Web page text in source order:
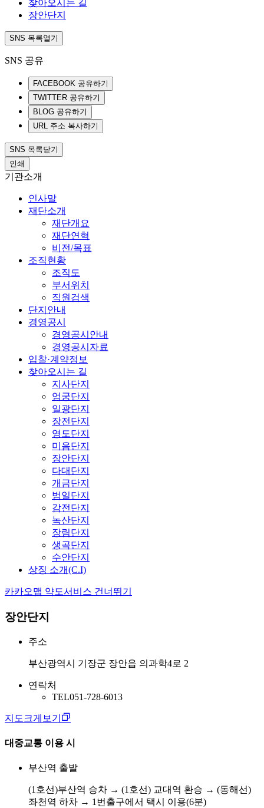
찾아오시는 길
장안단지
SNS 목록열기
SNS 공유
FACEBOOK 공유하기
TWITTER 공유하기
BLOG 공유하기
URL 주소 복사하기
SNS 목록닫기
인쇄
기관소개
인사말
재단소개
재단개요
재단연혁
비전/목표
조직현황
조직도
부서위치
직원검색
단지안내
경영공시
경영공시안내
경영공시자료
입찰·계약정보
찾아오시는 길
지사단지
엄궁단지
일광단지
장전단지
영도단지
미음단지
장안단지
다대단지
개금단지
범일단지
감전단지
녹산단지
장림단지
생곡단지
수안단지
상징 소개(C.I)
카카오맵 약도서비스 건너뛰기
장안단지
주소
부산광역시 기장군 장안읍 의과학4로 2
연락처
TEL051-728-6013
지도크게보기
대중교통 이용 시
부산역 출발
(1호선)부산역 승차 → (1호선) 교대역 환승 → (동해선)
좌천역 하차 → 1번출구에서 택시 이용(6분)